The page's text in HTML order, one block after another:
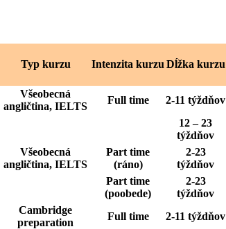
Typ kurzu Intenzita kurzu Dĺžka kurzu
Všeobecná
angličtina, IELTS
Full time 2-11 týždňov
12 – 23
týždňov
Všeobecná
angličtina, IELTS
Part time
(ráno)
2-23
týždňov
Part time
(poobede)
2-23
týždňov
Cambridge
preparation
Full time 2-11 týždňov